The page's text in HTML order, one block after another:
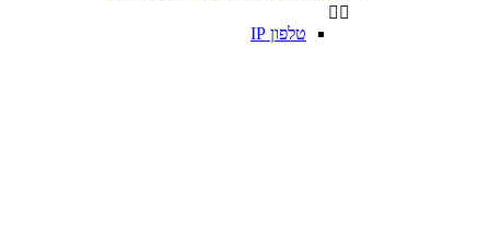
 
טלפון IP